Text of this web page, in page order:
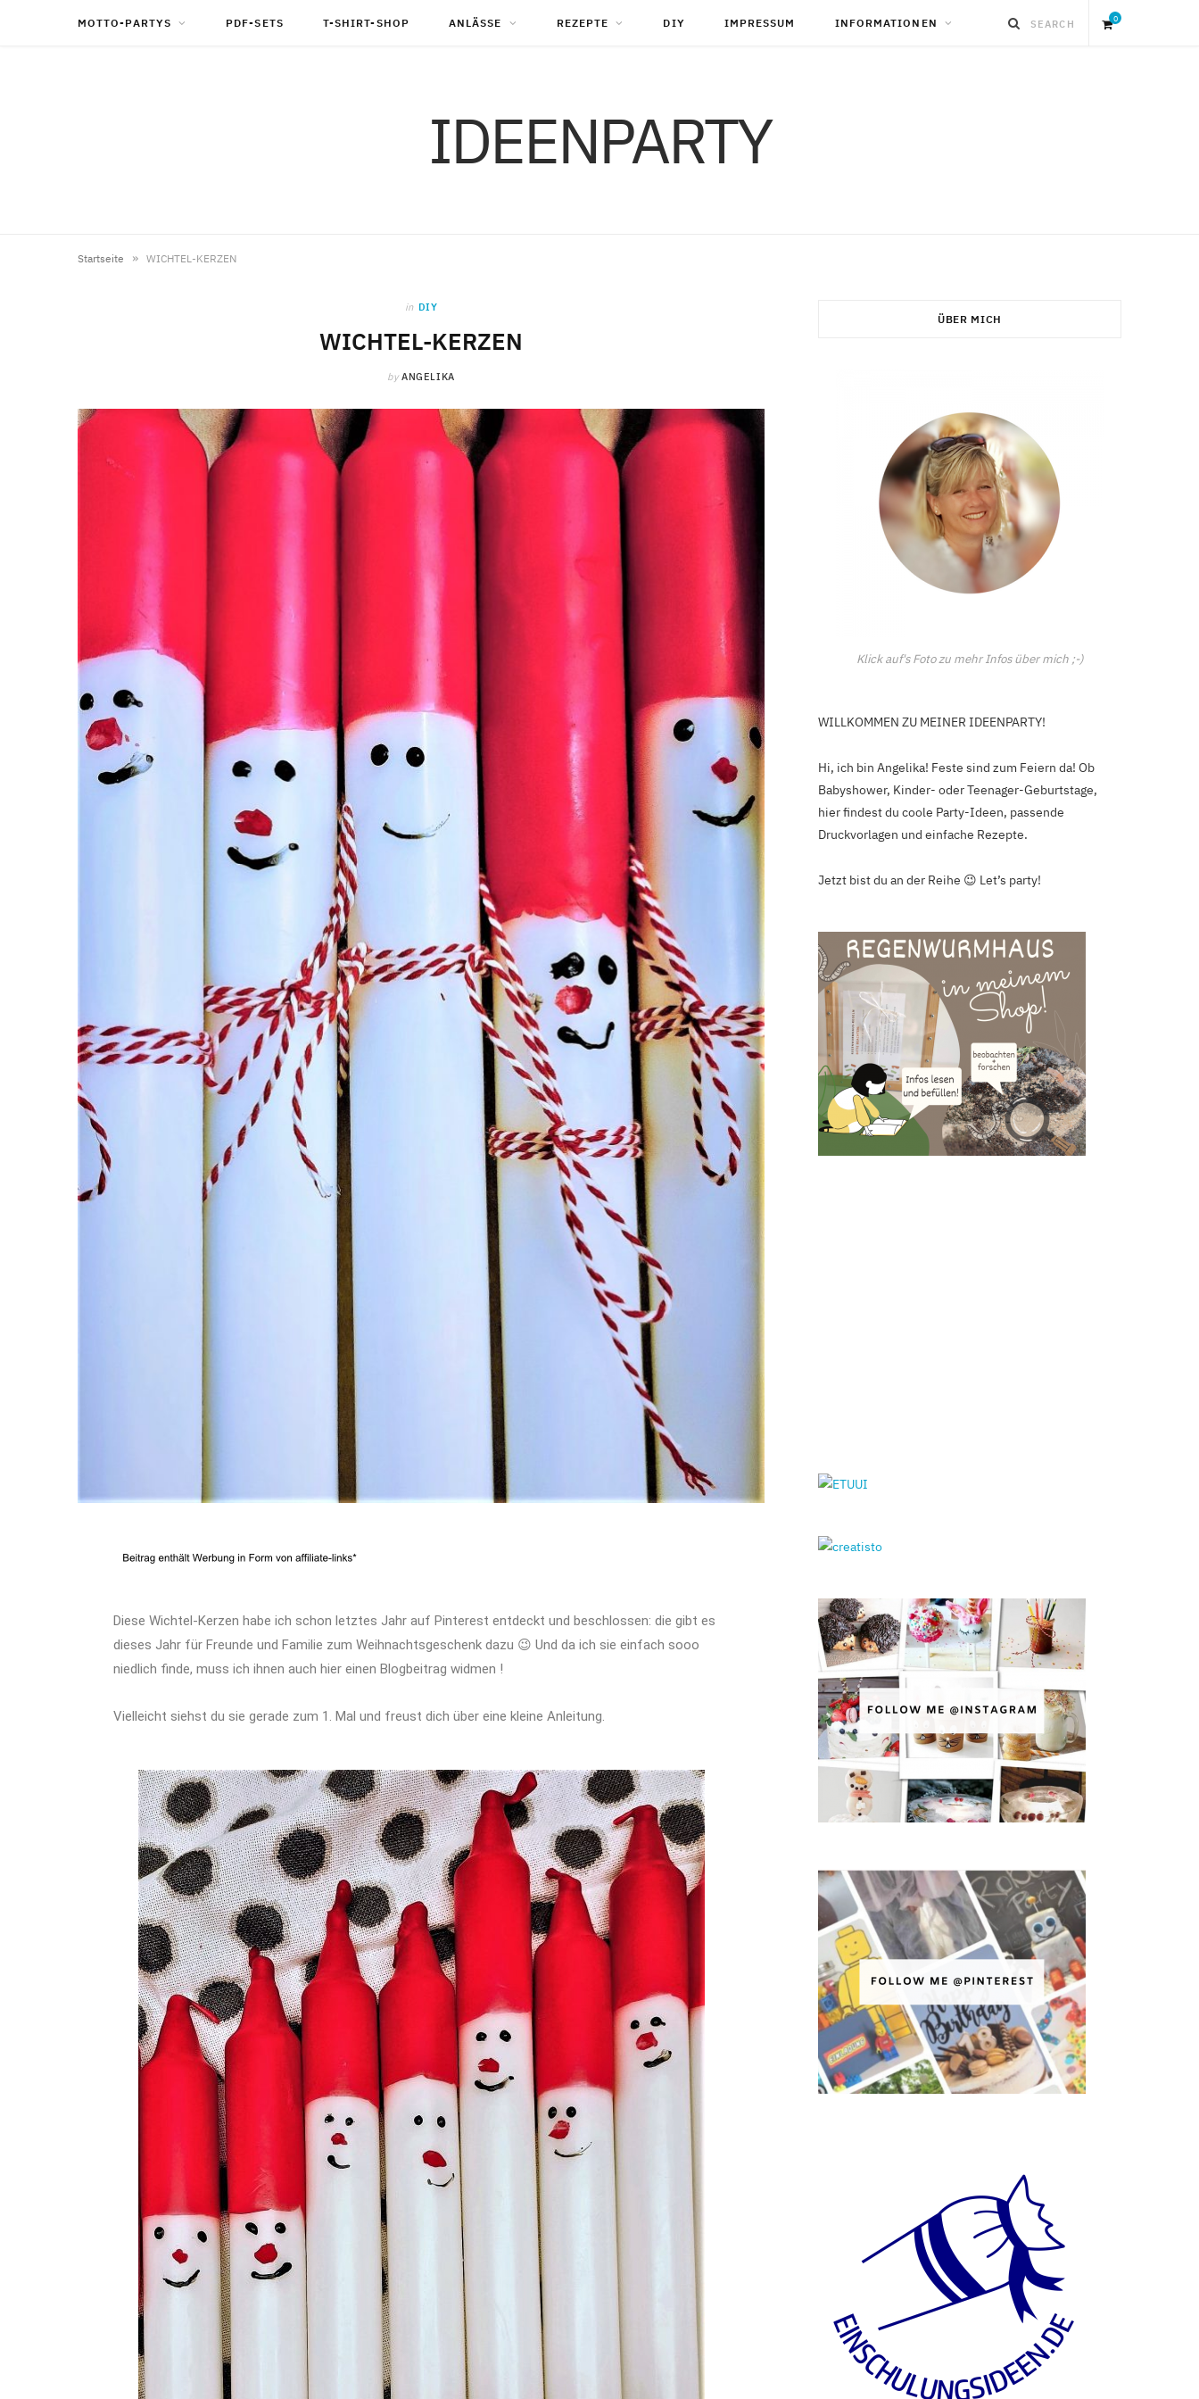
MOTTO-PARTYS PDF-SETS T-SHIRT-SHOP ANLÄSSE REZEPTE DIY IMPRESSUM INFORMATIONEN 0
IDEENPARTY
Startseite » WICHTEL-KERZEN
in DIY
WICHTEL-KERZEN
by ANGELIKA
Diese Wichtel-Kerzen habe ich schon letztes Jahr auf Pinterest entdeckt und beschlossen: die gibt es
dieses Jahr für Freunde und Familie zum Weihnachtsgeschenk dazu 😉 Und da ich sie einfach sooo
niedlich finde, muss ich ihnen auch hier einen Blogbeitrag widmen !
Vielleicht siehst du sie gerade zum 1. Mal und freust dich über eine kleine Anleitung.
ÜBER MICH
Klick auf's Foto zu mehr Infos über mich ;-)
WILLKOMMEN ZU MEINER IDEENPARTY!
Hi, ich bin Angelika! Feste sind zum Feiern da! Ob
Babyshower, Kinder- oder Teenager-Geburtstage,
hier findest du coole Party-Ideen, passende
Druckvorlagen und einfache Rezepte.
Jetzt bist du an der Reihe 😉 Let’s party!